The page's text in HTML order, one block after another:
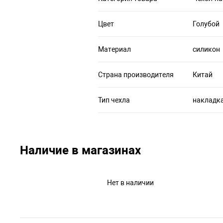
Цвет Голубой
Материал силикон
Страна производителя Китай
Тип чехла
Наличие в магазинах
Нет в наличии